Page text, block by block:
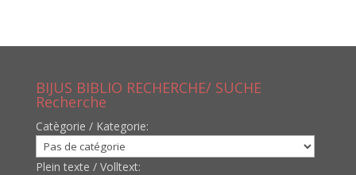
BIJUS BIBLIO RECHERCHE/ SUCHE
Recherche
Catègorie / Kategorie:
Plein texte / Volltext: